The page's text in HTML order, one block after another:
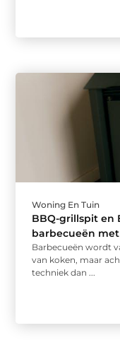
Woning En Tuin
BBQ-grillspit en
barbecueën
Barbecueën wordt
van koken, maar
techniek dan ...